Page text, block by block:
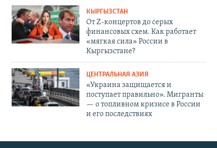
КЫРГЫЗСТАН
От Z-концертов до серых
финансовых схем. Как работает
«мягкая сила» России в
Кыргызстане?
ЦЕНТРАЛЬНАЯ АЗИЯ
«Украина защищается и
поступает правильно». Мигранты
— о топливном кризисе в России
и его последствиях